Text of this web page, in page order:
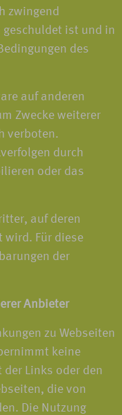
zwingend
ist und in
des
auf anderen
Zwecke weiterer
verboten.
durch
oder das
auf deren
wird. Für diese
der
Anbieter
zu Webseiten
keine
Links oder den
die von
Die Nutzung